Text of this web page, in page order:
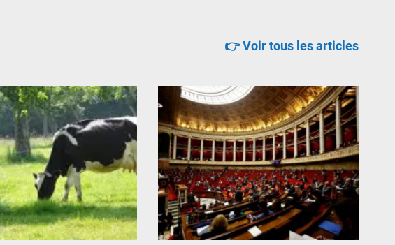
👉 Voir tous les articles